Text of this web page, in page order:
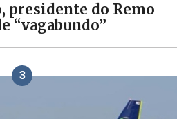
presidente do Remo
“vagabundo”
3